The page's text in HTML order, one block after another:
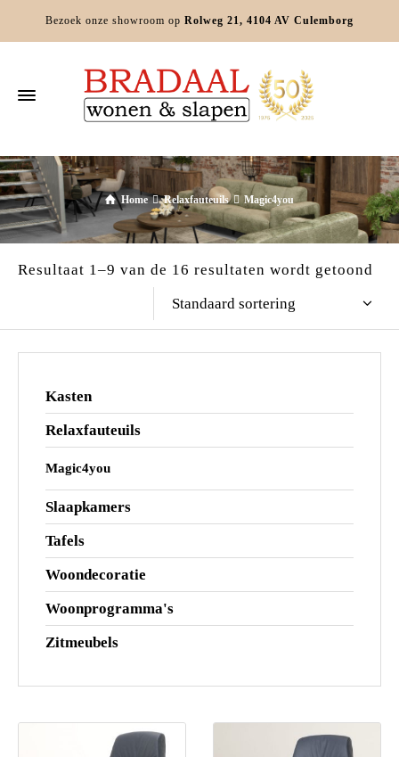
Bezoek onze showroom op Rolweg 21, 4104 AV Culemborg
Home Relaxfauteuils Magic4you
Resultaat 1–9 van de 16 resultaten wordt getoond
Standaard sortering
Kasten
Relaxfauteuils
Magic4you
Slaapkamers
Tafels
Woondecoratie
Woonprogramma's
Zitmeubels